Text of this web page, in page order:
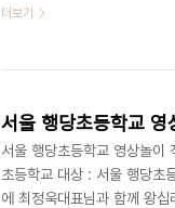
통해 빼꼼빼꼼 저희를 구경
인공이 의자와 지우개로 변
더보기
서울 행당초등학교
서울 행당초등학교 영상놀
초등학교 대상 : 서울 행당초
에 최정욱대표님과 함께 왕